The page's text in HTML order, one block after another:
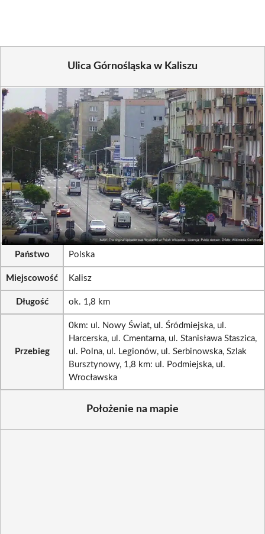
Ulica Górnośląska w Kaliszu
Państwo Polska
Miejscowość Kalisz
Długość ok. 1,8 km
Przebieg
0km: ul. Nowy Świat, ul. Śródmiejska, ul.
Harcerska, ul. Cmentarna, ul. Stanisława Staszica,
ul. Polna, ul. Legionów, ul. Serbinowska, Szlak
Bursztynowy, 1,8 km: ul. Podmiejska, ul.
Wrocławska
Położenie na mapie